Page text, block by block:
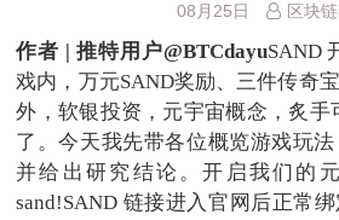
08月25日 区块
作者 | 推特用户@BTCdayuSAND
戏内，万元SAND奖励、三件传奇
外，软银投资，元宇宙概念，炙手
了。今天我先带各位概览游戏玩法
并给出研究结论。开启我们的
sand!SAND 链接进入官网后正常